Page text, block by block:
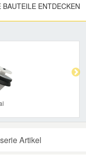
ENTDECKEN
Artikel